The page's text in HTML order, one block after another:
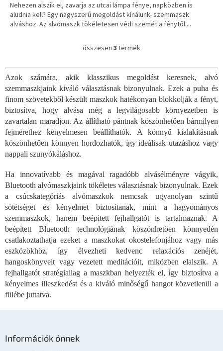
Nehezen alszik el, zavarja az utcai lámpa fénye, napközben is
aludnia kell? Egy nagyszerű megoldást kínálunk- szemmaszk
alváshoz. Az alvómaszk tökéletesen védi szemét a fénytől....
L
s
t
a
i
á
n
y
í
s
e
l
e
m
e
i
összesen 3 termék
Azok számára, akik klasszikus megoldást keresnek, alvó
szemmaszkjaink kiváló választásnak bizonyulnak. Ezek a puha és
finom szövetekből készült maszkok hatékonyan blokkolják a fényt,
biztosítva, hogy alvása még a legvilágosabb környezetben is
zavartalan maradjon. Az állítható pántnak köszönhetően bármilyen
fejmérethez kényelmesen beállíthatók. A könnyű kialakításnak
köszönhetően könnyen hordozhatók, így ideálisak utazáshoz vagy
nappali szunyókáláshoz.
Ha innovatívabb és magával ragadóbb alvásélményre vágyik,
Bluetooth alvómaszkjaink tökéletes választásnak bizonyulnak. Ezek
a csúcskategóriás alvómaszkok nemcsak ugyanolyan szintű
sötétséget és kényelmet biztosítanak, mint a hagyományos
szemmaszkok, hanem beépített fejhallgatót is tartalmaznak. A
beépített Bluetooth technológiának köszönhetően könnyedén
csatlakoztathatja ezeket a maszkokat okostelefonjához vagy más
eszközökhöz, így élvezheti kedvenc relaxációs zenéjét,
hangoskönyveit vagy vezetett meditációit, miközben elalszik. A
fejhallgatót stratégiailag a maszkban helyezték el, így biztosítva a
kényelmes illeszkedést és a kiváló minőségű hangot közvetlenül a
fülébe juttatva.
Információk önnek